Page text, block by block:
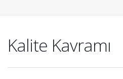
Kalite Kavramı